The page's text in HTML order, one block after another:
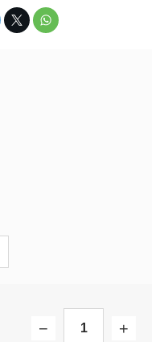
− +